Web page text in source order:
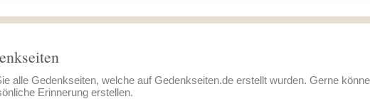
alle Gedenkseiten, welche auf Gedenkseiten.de erstellt wurden. Gerne
Erinnerung erstellen.